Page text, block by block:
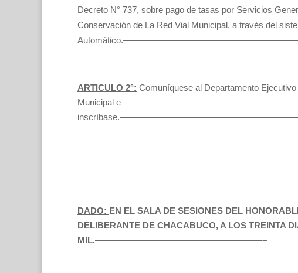
Decreto N° 737, sobre pago de tasas por Servicios
Conservación de La Red Vial Municipal, a través del
ARTICULO 2°: Comuníquese al Departamento Ejecutivo
Municipal e
DADO: EN EL SALA DE SESIONES DEL
DELIBERANTE DE CHACABUCO, A LOS TREINTA
MIL.———————————————————–